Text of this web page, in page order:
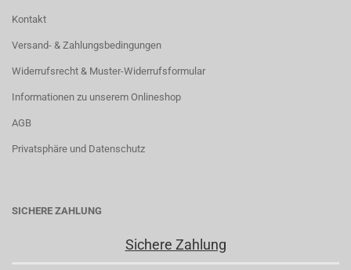
Kontakt
Versand- & Zahlungsbedingungen
Widerrufsrecht & Muster-Widerrufsformular
Informationen zu unserem Onlineshop
AGB
Privatsphäre und Datenschutz
SICHERE ZAHLUNG
Sichere Zahlung